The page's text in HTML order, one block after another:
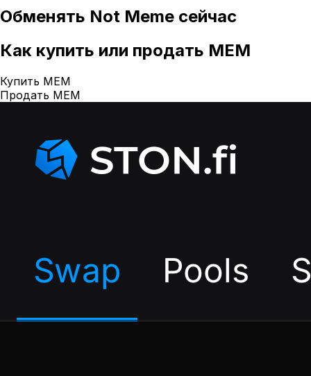
Обменять Not Meme сейчас
Как купить или продать MEM
Купить MEM
Продать MEM